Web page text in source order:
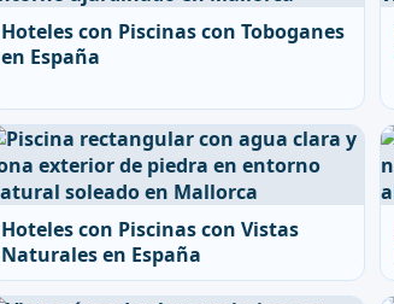
Hoteles con Piscinas con Toboganes
en España
Hoteles con Piscinas con Vistas
Naturales en España